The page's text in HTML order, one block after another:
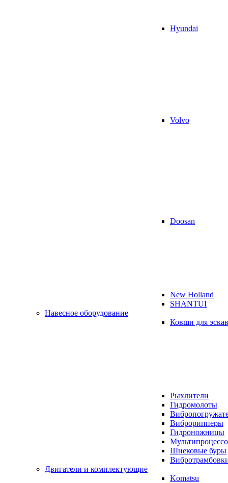
Hyundai
Volvo
Doosan
New Holland
SHANTUI
Навесное оборудование
Ковши для
Рыхлители
Гидромолоты
Виброрипперы
Гидроножницы
Шнековые буры
Двигатели и комплектующие
Komatsu